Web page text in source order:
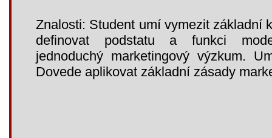
Znalosti: Student umí vymezit základní
definovat podstatu a funkci
jednoduchý marketingový výzkum.
Dovede aplikovat základní zásady